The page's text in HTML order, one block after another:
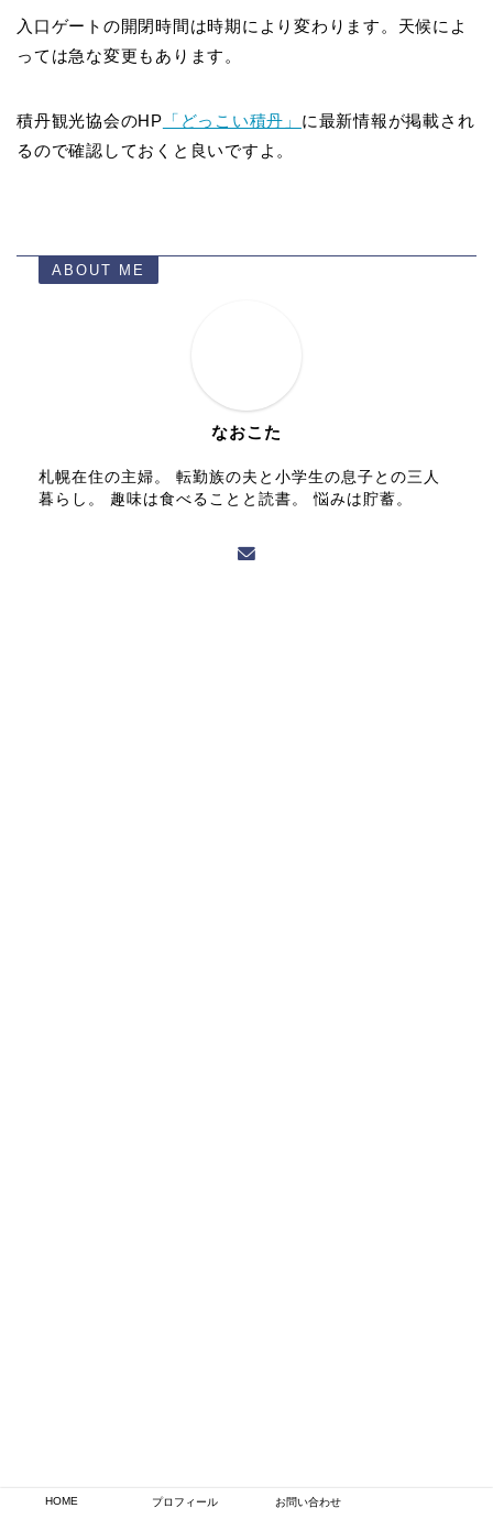
入口ゲートの開閉時間は時期により変わります。天候によ
っては急な変更もあります。
積丹観光協会のHP 「どっこい積丹」 に最新情報が掲載され
るので確認しておくと良いですよ。
ABOUT ME
なおこた
札幌在住の主婦。 転勤族の夫と小学生の息子との三人
暮らし。 趣味は食べることと読書。 悩みは貯蓄。
HOME プロフィール お問い合わせ